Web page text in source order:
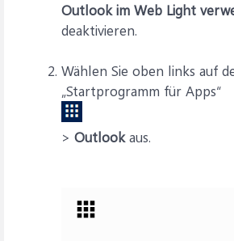
Outlook im Web Light
deaktivieren.
Wählen Sie oben links auf
„Startprogramm für Apps“
> Outlookaus.